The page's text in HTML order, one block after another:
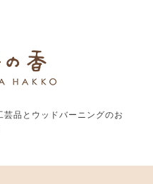
品とウッドバーニングのお